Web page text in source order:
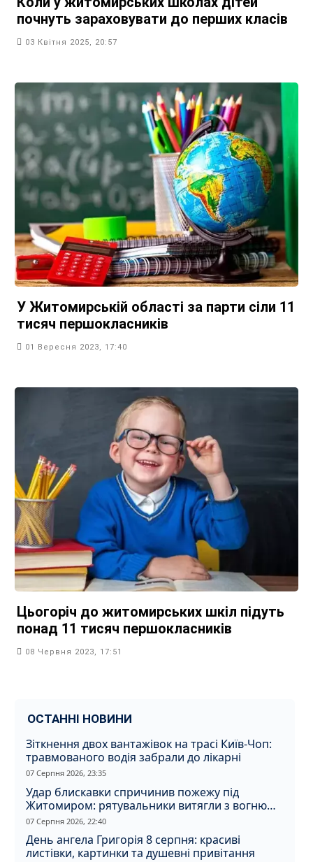
почнуть зараховувати до перших класів
03 Квітня 2025, 20:57
У Житомирській області за парти сіли 11
тисяч першокласників
01 Вересня 2023, 17:40
Цьогоріч до житомирських шкіл підуть
понад 11 тисяч першокласників
08 Червня 2023, 17:51
ОСТАННІ НОВИНИ
Зіткнення двох вантажівок на трасі Київ-Чоп:
травмованого водія забрали до лікарні
07 Серпня 2026, 23:35
Удар блискавки спричинив пожежу під
Житомиром: рятувальники витягли з вогню
кота
07 Серпня 2026, 22:40
День ангела Григорія 8 серпня: красиві
листівки, картинки та душевні привітання